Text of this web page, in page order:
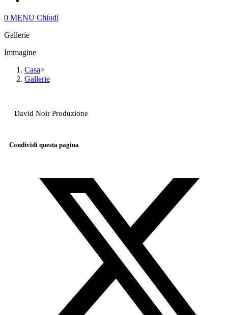
0 MENU Chiudi
Gallerie
Immagine
Casa>
Gallerie
David Noir Produzione
Condividi questa pagina